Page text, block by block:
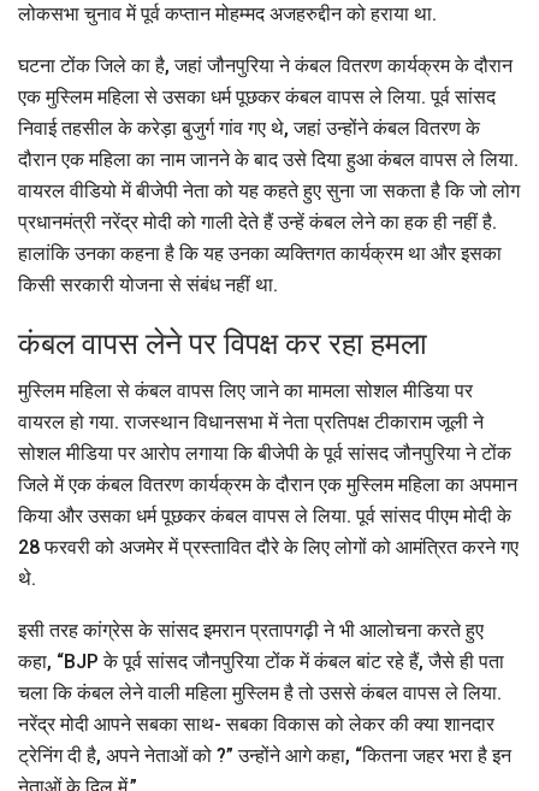
लोकसभा चुनाव में पूर्व कप्तान मोहम्मद अजहरुद्दीन को हराया था.
घटना टोंक जिले का है, जहां जौनपुरिया ने कंबल वितरण कार्यक्रम के दौरान
एक मुस्लिम महिला से उसका धर्म पूछकर कंबल वापस ले लिया. पूर्व सांसद
निवाई तहसील के करेड़ा बुजुर्ग गांव गए थे, जहां उन्होंने कंबल वितरण के
दौरान एक महिला का नाम जानने के बाद उसे दिया हुआ कंबल वापस ले लिया.
वायरल वीडियो में बीजेपी नेता को यह कहते हुए सुना जा सकता है कि जो लोग
प्रधानमंत्री नरेंद्र मोदी को गाली देते हैं उन्हें कंबल लेने का हक ही नहीं है.
हालांकि उनका कहना है कि यह उनका व्यक्तिगत कार्यक्रम था और इसका
किसी सरकारी योजना से संबंध नहीं था.
कंबल वापस लेने पर विपक्ष कर रहा हमला
मुस्लिम महिला से कंबल वापस लिए जाने का मामला सोशल मीडिया पर
वायरल हो गया. राजस्थान विधानसभा में नेता प्रतिपक्ष टीकाराम जूली ने
सोशल मीडिया पर आरोप लगाया कि बीजेपी के पूर्व सांसद जौनपुरिया ने टोंक
जिले में एक कंबल वितरण कार्यक्रम के दौरान एक मुस्लिम महिला का अपमान
किया और उसका धर्म पूछकर कंबल वापस ले लिया. पूर्व सांसद पीएम मोदी के
28 फरवरी को अजमेर में प्रस्तावित दौरे के लिए लोगों को आमंत्रित करने गए
थे.
इसी तरह कांग्रेस के सांसद इमरान प्रतापगढ़ी ने भी आलोचना करते हुए
कहा, “BJP के पूर्व सांसद जौनपुरिया टोंक में कंबल बांट रहे हैं, जैसे ही पता
चला कि कंबल लेने वाली महिला मुस्लिम है तो उससे कंबल वापस ले लिया.
नरेंद्र मोदी आपने सबका साथ- सबका विकास को लेकर की क्या शानदार
ट्रेनिंग दी है, अपने नेताओं को ?” उन्होंने आगे कहा, “कितना जहर भरा है इन